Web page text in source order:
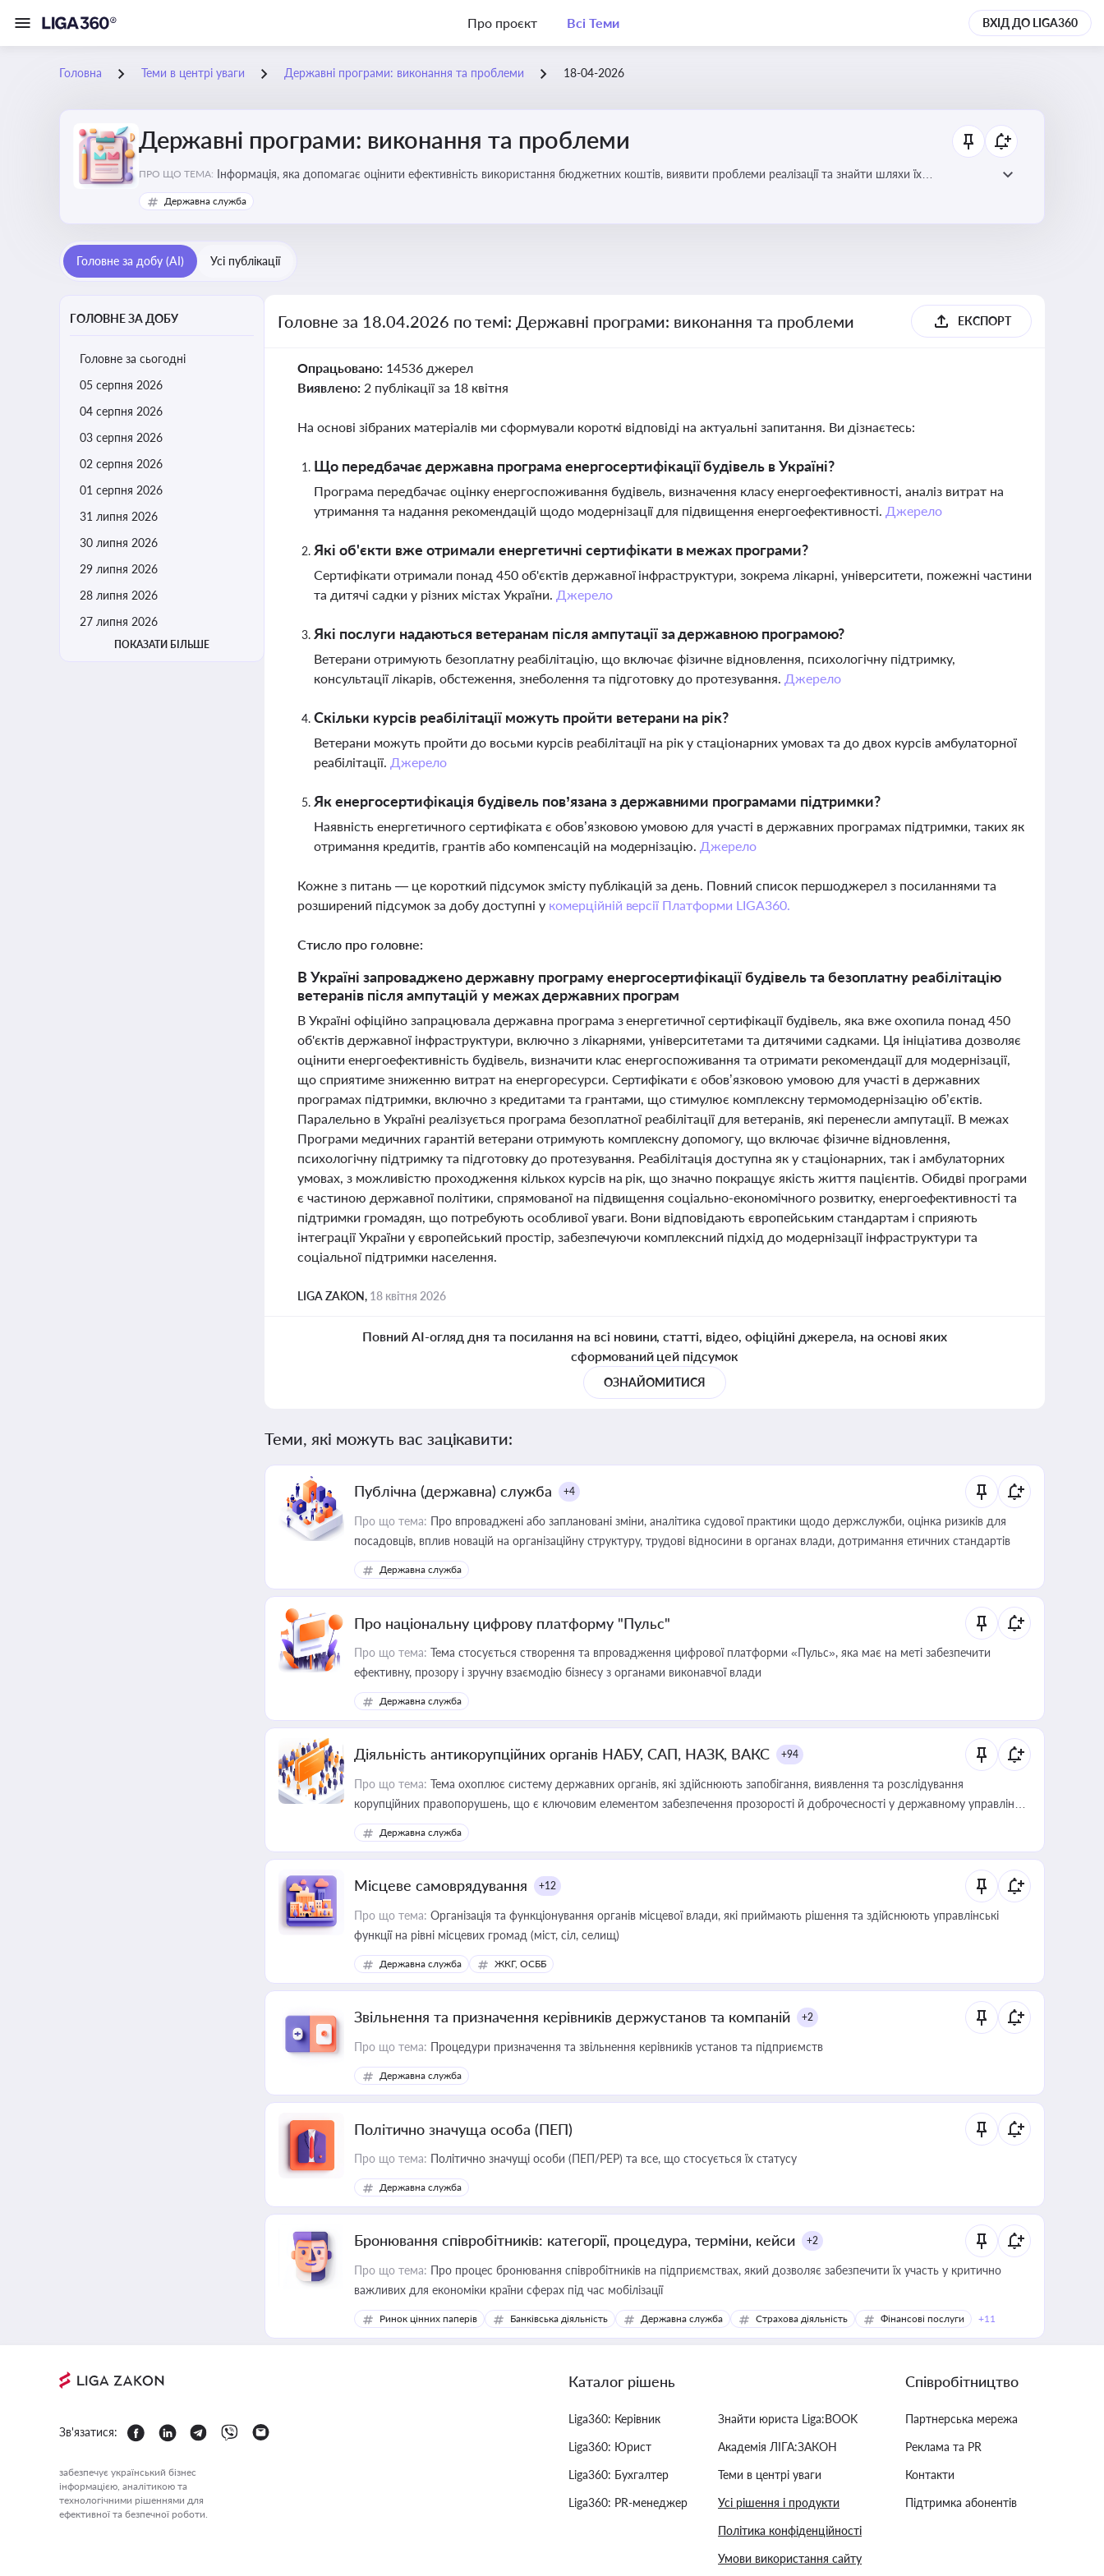
Про проєкт Всі Теми ВХІД ДО LIGA360
Головна Теми в центрі уваги Державні програми: виконання та проблеми 18-04-2026
Державні програми: виконання та проблеми
ПРО ЩО ТЕМА: Інформація, яка допомагає оцінити ефективність використання бюджетних коштів, виявити проблеми реалізації та знайти шляхи їх
удосконалення
Державна служба
Головне за добу (AI) Усі публікації
ГОЛОВНЕ ЗА ДОБУ
Головне за сьогодні
05 серпня 2026
04 серпня 2026
03 серпня 2026
02 серпня 2026
01 серпня 2026
31 липня 2026
30 липня 2026
29 липня 2026
28 липня 2026
27 липня 2026
ПОКАЗАТИ БІЛЬШЕ
Головне за 18.04.2026 по темі: Державні програми: виконання та проблеми ЕКСПОРТ
Опрацьовано: 14536 джерел
Виявлено: 2 публікації за 18 квітня
На основі зібраних матеріалів ми сформували короткі відповіді на актуальні запитання. Ви дізнаєтесь:
Що передбачає державна програма енергосертифікації будівель в Україні?
Програма передбачає оцінку енергоспоживання будівель, визначення класу енергоефективності, аналіз витрат на
утримання та надання рекомендацій щодо модернізації для підвищення енергоефективності. Джерело
Які об'єкти вже отримали енергетичні сертифікати в межах програми?
Сертифікати отримали понад 450 об'єктів державної інфраструктури, зокрема лікарні, університети, пожежні частини
та дитячі садки у різних містах України. Джерело
Які послуги надаються ветеранам після ампутації за державною програмою?
Ветерани отримують безоплатну реабілітацію, що включає фізичне відновлення, психологічну підтримку,
консультації лікарів, обстеження, знеболення та підготовку до протезування. Джерело
Скільки курсів реабілітації можуть пройти ветерани на рік?
Ветерани можуть пройти до восьми курсів реабілітації на рік у стаціонарних умовах та до двох курсів амбулаторної
реабілітації. Джерело
Як енергосертифікація будівель пов’язана з державними програмами підтримки?
Наявність енергетичного сертифіката є обов’язковою умовою для участі в державних програмах підтримки, таких як
отримання кредитів, грантів або компенсацій на модернізацію. Джерело
Кожне з питань — це короткий підсумок змісту публікацій за день. Повний список першоджерел з посиланнями та
розширений підсумок за добу доступні у комерційній версії Платформи LIGA360.
Стисло про головне:
В Україні запроваджено державну програму енергосертифікації будівель та безоплатну реабілітацію
ветеранів після ампутацій у межах державних програм
В Україні офіційно запрацювала державна програма з енергетичної сертифікації будівель, яка вже охопила понад 450
об'єктів державної інфраструктури, включно з лікарнями, університетами та дитячими садками. Ця ініціатива дозволяє
оцінити енергоефективність будівель, визначити клас енергоспоживання та отримати рекомендації для модернізації,
що сприятиме зниженню витрат на енергоресурси. Сертифікати є обов’язковою умовою для участі в державних
програмах підтримки, включно з кредитами та грантами, що стимулює комплексну термомодернізацію об’єктів.
Паралельно в Україні реалізується програма безоплатної реабілітації для ветеранів, які перенесли ампутації. В межах
Програми медичних гарантій ветерани отримують комплексну допомогу, що включає фізичне відновлення,
психологічну підтримку та підготовку до протезування. Реабілітація доступна як у стаціонарних, так і амбулаторних
умовах, з можливістю проходження кількох курсів на рік, що значно покращує якість життя пацієнтів. Обидві програми
є частиною державної політики, спрямованої на підвищення соціально-економічного розвитку, енергоефективності та
підтримки громадян, що потребують особливої уваги. Вони відповідають європейським стандартам і сприяють
інтеграції України у європейський простір, забезпечуючи комплексний підхід до модернізації інфраструктури та
соціальної підтримки населення.
LIGA ZAKON, 18 квітня 2026
Повний AI-огляд дня та посилання на всі новини, статті, відео, офіційні джерела, на основі яких
сформований цей підсумок
ОЗНАЙОМИТИСЯ
Теми, які можуть вас зацікавити:
Публічна (державна) служба +4
Про що тема: Про впроваджені або заплановані зміни, аналітика судової практики щодо держслужби, оцінка ризиків для
посадовців, вплив новацій на організаційну структуру, трудові відносини в органах влади, дотримання етичних стандартів
Державна служба
Про національну цифрову платформу "Пульс"
Про що тема: Тема стосується створення та впровадження цифрової платформи «Пульс», яка має на меті забезпечити
ефективну, прозору і зручну взаємодію бізнесу з органами виконавчої влади
Державна служба
Діяльність антикорупційних органів НАБУ, САП, НАЗК, ВАКС +94
Про що тема: Тема охоплює систему державних органів, які здійснюють запобігання, виявлення та розслідування
корупційних правопорушень, що є ключовим елементом забезпечення прозорості й доброчесності у державному управлінні
та бізнесі
Державна служба
Місцеве самоврядування +12
Про що тема: Організація та функціонування органів місцевої влади, які приймають рішення та здійснюють управлінські
функції на рівні місцевих громад (міст, сіл, селищ)
Державна служба ЖКГ, ОСББ
Звільнення та призначення керівників держустанов та компаній +2
Про що тема: Процедури призначення та звільнення керівників установ та підприємств
Державна служба
Політично значуща особа (ПЕП)
Про що тема: Політично значущі особи (ПЕП/PEP) та все, що стосується їх статусу
Державна служба
Бронювання співробітників: категорії, процедура, терміни, кейси +2
Про що тема: Про процес бронювання співробітників на підприємствах, який дозволяє забезпечити їх участь у критично
важливих для економіки країни сферах під час мобілізації
Ринок цінних паперів Банківська діяльність Державна служба Страхова діяльність Фінансові послуги +11
Зв'язатися:
забезпечує український бізнес
інформацією, аналітикою та
технологічними рішеннями для
ефективної та безпечної роботи.
Каталог рішень
Liga360: Керівник
Liga360: Юрист
Liga360: Бухгалтер
Liga360: PR-менеджер
Знайти юриста Liga:BOOK
Академія ЛІГА:ЗАКОН
Теми в центрі уваги
Усі рішення і продукти
Політика конфіденційності
Умови використання сайту
Співробітництво
Партнерська мережа
Реклама та PR
Контакти
Підтримка абонентів